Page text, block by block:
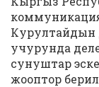
Курултайдын
учурунда
сунуштар
жооптор